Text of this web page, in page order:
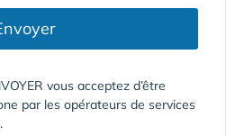
vous acceptez d’être
par les opérateurs de services